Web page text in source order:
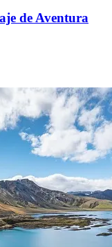
de Aventura